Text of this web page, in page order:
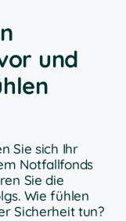
und
Sie sich Ihr
Notfallfonds
Sie die
Wie fühlen
Sicherheit tun?